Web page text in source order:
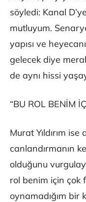
söyledi: Kanal
mutluyum.
yapısı ve
gelecek diye
de aynı hissi
“BU ROL BENİM
Murat Yıldırım
canlandırmanın
olduğunu
rol benim için çok
oynamadığım bir